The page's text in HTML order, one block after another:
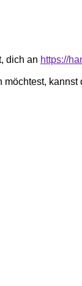
dich an https://
möchtest, kannst